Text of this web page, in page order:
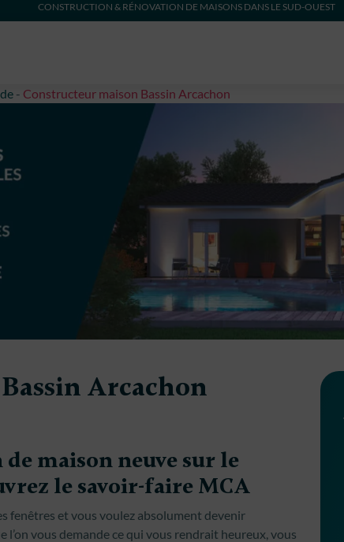
CONSTRUCTION & RÉNOVATION DE MAISONS DANS LE SUD-OUEST
- Constructeur maison Bassin Arcachon
Arcachon
maison neuve sur le
le savoir-faire MCA
fenêtres et vous voulez absolument devenir
vous demande ce qui vous rendrait heureux, vous